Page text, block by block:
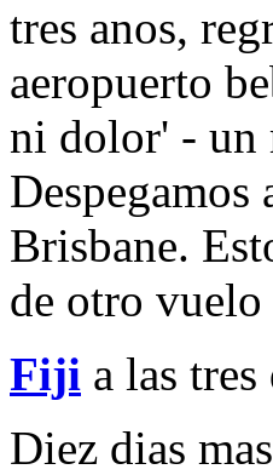
tres anos,
aeropuerto
ni dolor' - un
Despegamos
Brisbane.
de otro vuelo
Fiji a las
Diez dias